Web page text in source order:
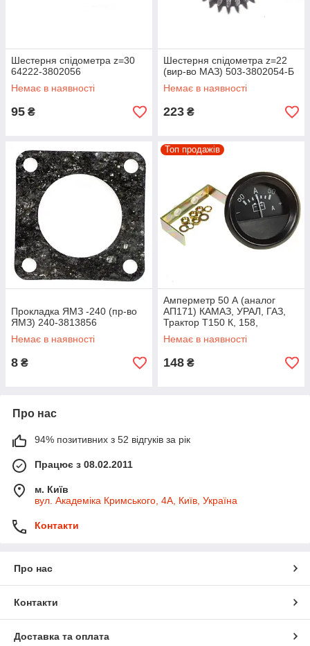
Шестерня спідометра z=30
64222-3802056
Немає в наявності
95 ₴
Шестерня спідометра z=22
(вир-во МАЗ) 503-3802054-Б
Немає в наявності
223 ₴
Прокладка ЯМЗ -240 (пр-во
ЯМЗ) 240-3813856
Немає в наявності
8 ₴
Топ продажів
Амперметр 50 А (аналог
АП171) КАМАЗ, УРАЛ, ГАЗ,
Трактор Т150 К, 158,
ДТ-175С АП111Б-3811010
Немає в наявності
148 ₴
Про нас
94% позитивних з 52 відгуків за рік
Працює з 08.02.2011
м. Київ
вул. Академіка Кримського, 4А, Київ, Україна
Контакти
Про нас
Контакти
Доставка та оплата